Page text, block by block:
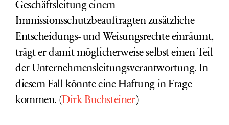
Geschäftsleitung einem
Immissionsschutzbeauftragten zusätzliche
Entscheidungs- und Weisungsrechte einräumt,
trägt er damit möglicherweise selbst einen Teil
der Unternehmensleitungsverantwortung. In
diesem Fall könnte eine Haftung in Frage
kommen. (Dirk Buchsteiner)